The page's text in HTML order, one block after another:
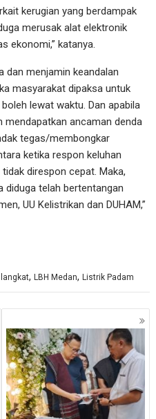
kerugian yang berdampak
merusak alat elektronik
ekonomi,” katanya.
dan menjamin keandalan
masyarakat dipaksa untuk
lewat waktu. Dan apabila
mendapatkan ancaman denda
tegas/membongkar
ketika respon keluhan
direspon cepat. Maka,
diduga telah bertentangan
UU Kelistrikan dan DUHAM,”
langkat,LBH Medan,Listrik Padam